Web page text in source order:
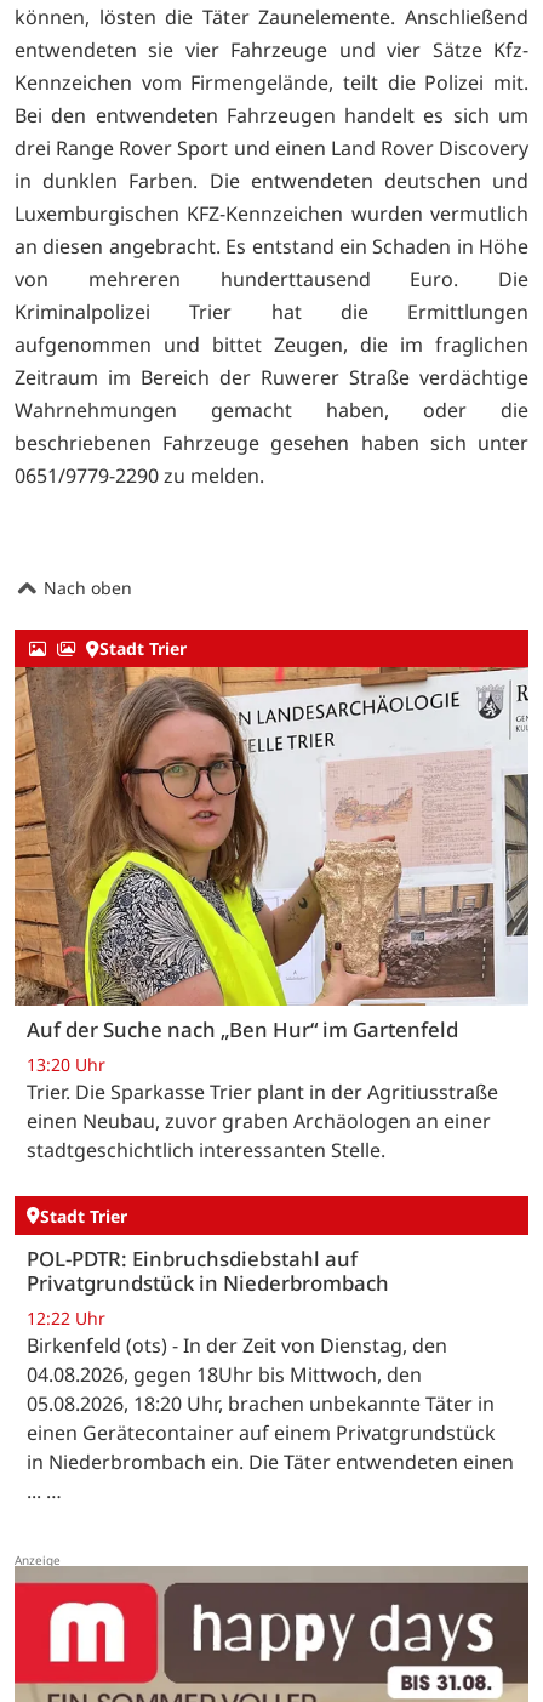
können, lösten die Täter Zaunelemente. Anschließend
entwendeten sie vier Fahrzeuge und vier Sätze Kfz-
Kennzeichen vom Firmengelände, teilt die Polizei mit.
Bei den entwendeten Fahrzeugen handelt es sich um
drei Range Rover Sport und einen Land Rover Discovery
in dunklen Farben. Die entwendeten deutschen und
Luxemburgischen KFZ-Kennzeichen wurden vermutlich
an diesen angebracht. Es entstand ein Schaden in Höhe
von mehreren hunderttausend Euro. Die
Kriminalpolizei Trier hat die Ermittlungen
aufgenommen und bittet Zeugen, die im fraglichen
Zeitraum im Bereich der Ruwerer Straße verdächtige
Wahrnehmungen gemacht haben, oder die
beschriebenen Fahrzeuge gesehen haben sich unter
0651/9779-2290 zu melden.
Nach oben
Stadt Trier
Auf der Suche nach „Ben Hur“ im Gartenfeld
13:20 Uhr
Trier. Die Sparkasse Trier plant in der Agritiusstraße
einen Neubau, zuvor graben Archäologen an einer
stadtgeschichtlich interessanten Stelle.
Stadt Trier
POL-PDTR: Einbruchsdiebstahl auf
Privatgrundstück in Niederbrombach
12:22 Uhr
Birkenfeld (ots) - In der Zeit von Dienstag, den
04.08.2026, gegen 18Uhr bis Mittwoch, den
05.08.2026, 18:20 Uhr, brachen unbekannte Täter in
einen Gerätecontainer auf einem Privatgrundstück
in Niederbrombach ein. Die Täter entwendeten einen
... …